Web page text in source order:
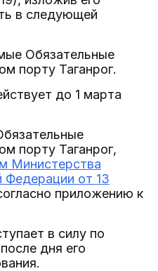
в следующей
Обязательные
порту Таганрог.
до 1 марта
порту Таганрог,
Министерства
Федерации от 13
приложению к
в силу по
дня его